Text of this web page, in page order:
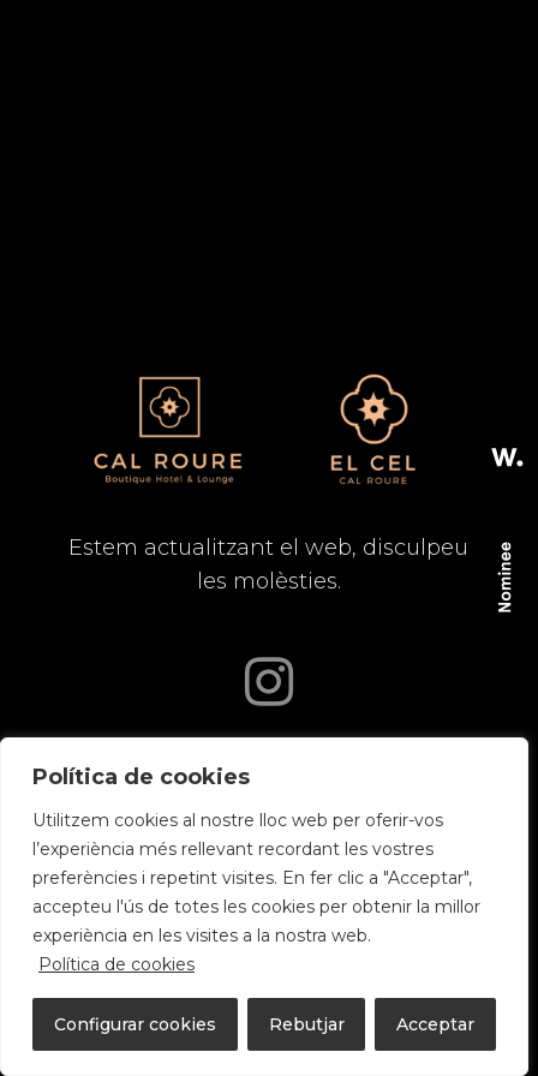
Política de cookies
Utilitzem cookies al nostre lloc web per oferir-vos
l’experiència més rellevant recordant les vostres
preferències i repetint visites. En fer clic a "Acceptar",
accepteu l'ús de totes les cookies per obtenir la millor
experiència en les visites a la nostra web.
Política de cookies
Configurar cookies Rebutjar Acceptar
Estem actualitzant el web, disculpeu
les molèsties.